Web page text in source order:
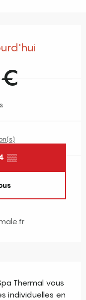
▒▒
Thermal vous
individuelles en